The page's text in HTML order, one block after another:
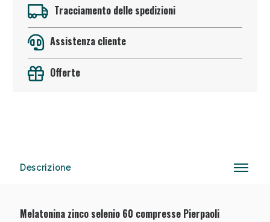
Tracciamento delle spedizioni
Assistenza cliente
Offerte
Descrizione
Melatonina zinco selenio 60 compresse Pierpaoli